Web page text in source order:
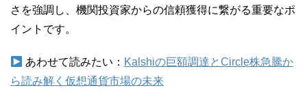
さを強調し、機関投資家からの信頼獲得に繋がる重要なポ
イントです。
あわせて読みたい： Kalshiの巨額調達とCircle株急騰か
ら読み解く仮想通貨市場の未来